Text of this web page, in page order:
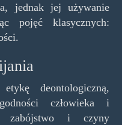
jednak jej używanie
pojęć klasycznych:
deontologiczną,
człowieka i
zabójstwo i czyny